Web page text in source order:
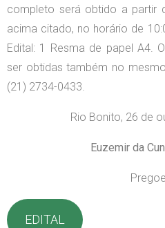
completo será obtido a partir
acima citado, no horário de
Edital: 1 Resma de papel A4.
ser obtidas também no
(21) 2734-0433.
Rio Bonito, 26 de
Euzemir da
EDITAL